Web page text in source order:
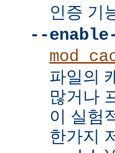
인증 기
--
파일의
많거나
이 실험
한가지